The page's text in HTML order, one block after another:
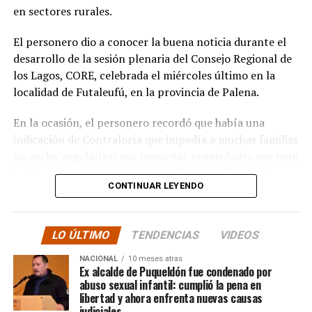
albergar la enseñanza media que todos anhelamos.»
«Es un orgullo aportar al sueño educativo de esta
comunidad. Desde su equipo profesional han hecho
invaluables aportes a nuestra identidad. Son un
grupo fantástico, con grandes liderazgos que hoy son
nuestro país,»concluyó.
expansión de la educación en la península de Rilán,
atendiendo a las necesidades y aspiraciones de la
en sectores rurales.
El personero dio a conocer la buena noticia durante el
desarrollo de la sesión plenaria del Consejo Regional de
los Lagos, CORE, celebrada el miércoles último en la
localidad de Futaleufú, en la provincia de Palena.
En la ocasión, el personero recordó que había una
indicación de Contraloría que impedía a muchas familias
inferiores a 5 mil metros cuadrados, pero fue el mismo
organismo contralor que dispuso de otro dictamen la
anterior.
“En su minuto, lamentablemente hubo un dictamen
de Contraloría que prohibía los saneamientos de
sitios, sobre la Ley 2.695, y eso lo consideramos una
medida injusta por un caso particular que ocurrió en
CONTINUAR LEYENDO
LO ÚLTIMO TENDENCIAS VIDEOS
NACIONAL 10 meses atras
Ex alcalde de Puqueldón fue condenado por
abuso sexual infantil: cumplió la pena en
libertad y ahora enfrenta nuevas causas